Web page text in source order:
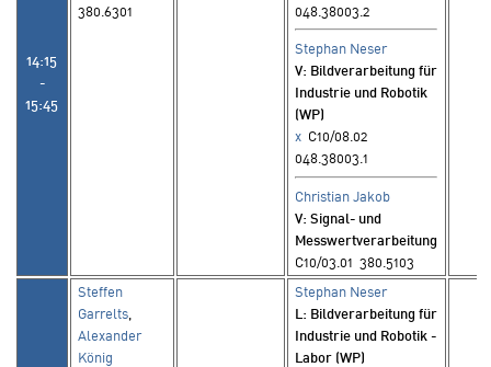
14:15
-
15:45
380.6301
048.38003.2
Stephan Neser
V: Bildverarbeitung für
Industrie und Robotik
(WP)
x C10/08.02
048.38003.1
Christian Jakob
V: Signal- und
Messwertverarbeitung
C10/03.01 380.5103
Steffen
Garrelts
Alexander
König
Stephan Neser
L : Bildverarbeitung für
Industrie und Robotik -
Labor (WP)